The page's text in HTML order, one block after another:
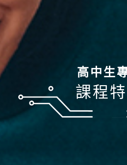
高中生
課程